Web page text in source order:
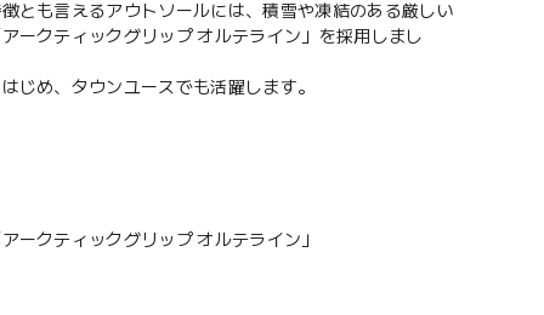
とも言えるアウトソールには、積雪や凍結のある厳しい
ークティックグリップ オルテライン」を採用しまし
じめ、タウンユースでも活躍します。
ークティックグリップ オルテライン」